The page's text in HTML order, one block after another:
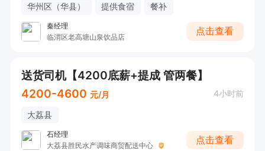
华州区（华县） 提供食宿 餐补
秦经理
临渭区老高塘山泉饮品店
点击查看
送货司机【4200底薪+提成 管两餐】
4200-4600 元/月 4小时前
大荔县
石经理
大荔县胜民水产调味商贸配送中心
点击查看